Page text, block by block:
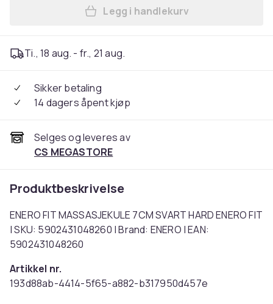
Legg ENERO FIT
Legg i handlekurv
Ti., 18 aug. - fr., 21 aug.
Sikker betaling
14 dagers åpent kjøp
Selges og leveres av
CS MEGASTORE
Produktbeskrivelse
ENERO FIT MASSASJEKULE 7CM SVART HARD ENERO FIT
| SKU: 5902431048260 | Brand: ENERO | EAN:
5902431048260
Artikkel nr.
193d88ab-4414-5f65-a882-b317950d457e